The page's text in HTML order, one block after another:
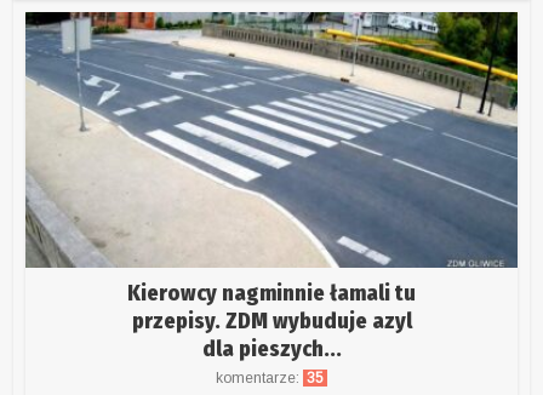
Kierowcy nagminnie łamali tu
przepisy. ZDM wybuduje azyl
dla pieszych...
komentarze: 35